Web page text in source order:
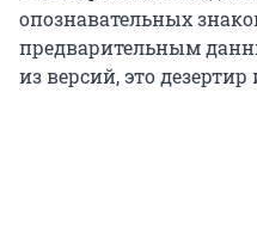
опознавательных
предварительным
из версий, это